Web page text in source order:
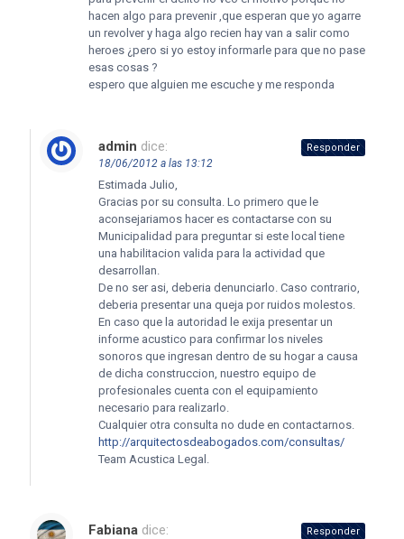
hacen algo para prevenir ,que esperan que yo agarre
un revolver y haga algo recien hay van a salir como
heroes ¿pero si yo estoy informarle para que no pase
esas cosas ?
espero que alguien me escuche y me responda
admin dice:
18/06/2012 a las 13:12
Estimada Julio,
Gracias por su consulta. Lo primero que le
aconsejariamos hacer es contactarse con su
Municipalidad para preguntar si este local tiene
una habilitacion valida para la actividad que
desarrollan.
De no ser asi, deberia denunciarlo. Caso contrario,
deberia presentar una queja por ruidos molestos.
En caso que la autoridad le exija presentar un
informe acustico para confirmar los niveles
sonoros que ingresan dentro de su hogar a causa
de dicha construccion, nuestro equipo de
profesionales cuenta con el equipamiento
necesario para realizarlo.
Cualquier otra consulta no dude en contactarnos.
http://arquitectosdeabogados.com/consultas/
Team Acustica Legal.
Responder
Fabiana dice: Responder